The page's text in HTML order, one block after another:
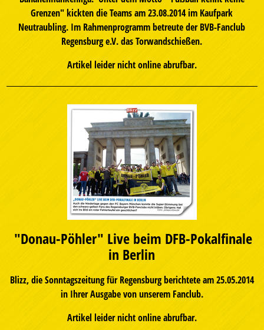
Grenzen" kickten die Teams am 23.08.2014 im Kaufpark
Neutraubling. Im Rahmenprogramm betreute der BVB-Fanclub
Regensburg e.V. das Torwandschießen.
Artikel leider nicht online abrufbar.
"Donau-Pöhler" Live beim DFB-Pokalfinale
in Berlin
Blizz, die Sonntagszeitung für Regensburg berichtete am 25.05.2014
in Ihrer Ausgabe von unserem Fanclub.
Artikel leider nicht online abrufbar.